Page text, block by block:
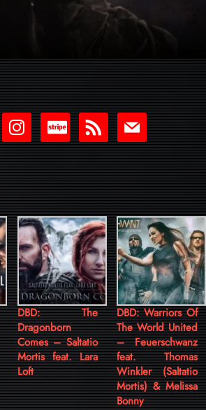
instagram
cc-
stripe
rss mail
DBD: The
Dragonborn
Comes – Saltatio
Mortis feat. Lara
Loft
DBD: Warriors Of
The World United
– Feuerschwanz
feat. Thomas
Winkler (Saltatio
Mortis) & Melissa
Bonny